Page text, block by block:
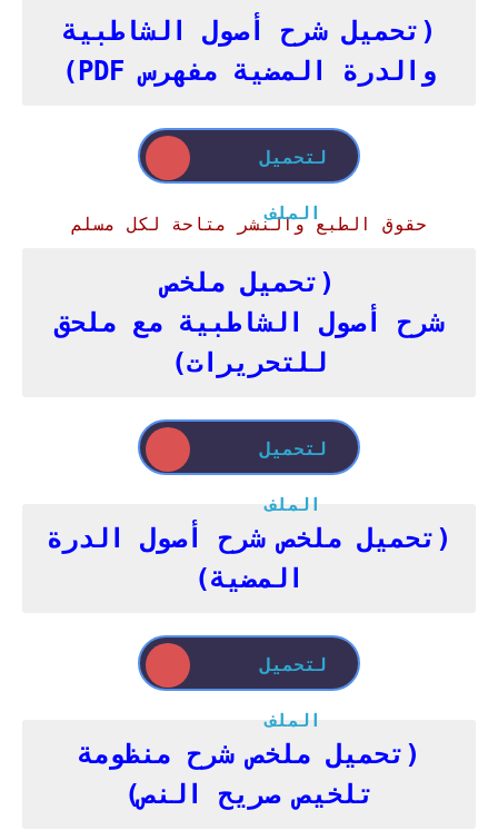
(تحميل شرح أصول الشاطبية
والدرة المضية مفهرس PDF)
لتحميل
الملف
حقوق الطبع والنشر متاحة لكل مسلم
(تحميل ملخص
شرح
أصول
الشاطبية مع ملحق
للتحريرات)
لتحميل
الملف
(تحميل ملخص شرح أصول الدرة
المضية)
لتحميل
الملف
(تحميل ملخص شرح منظومة
تلخيص صريح النص)